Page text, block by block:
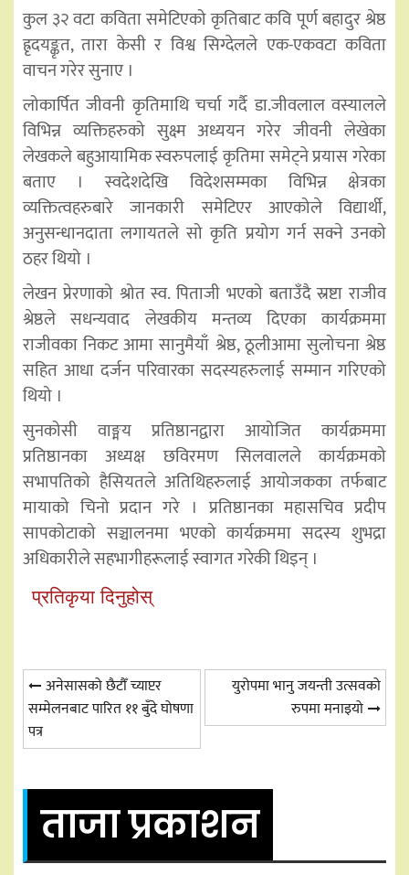
कुल ३२ वटा कविता समेटिएको कृतिबाट कवि पूर्ण बहादुर श्रेष्ठ
ह्रृदयङ्कृत, तारा केसी र विश्व सिग्देलले एक-एकवटा कविता
वाचन गरेर सुनाए ।
लोकार्पित जीवनी कृतिमाथि चर्चा गर्दै डा.जीवलाल वस्यालले
विभिन्न व्यक्तिहरुको सुक्ष्म अध्ययन गरेर जीवनी लेखेका
लेखकले बहुआयामिक स्वरुपलाई कृतिमा समेट्ने प्रयास गरेका
बताए । स्वदेशदेखि विदेशसम्मका विभिन्न क्षेत्रका
व्यक्तित्वहरुबारे जानकारी समेटिएर आएकोले विद्यार्थी,
अनुसन्धानदाता लगायतले सो कृति प्रयोग गर्न सक्ने उनको
ठहर थियो ।
लेखन प्रेरणाको श्रोत स्व. पिताजी भएको बताउँदै स्रष्टा राजीव
श्रेष्ठले सधन्यवाद लेखकीय मन्तव्य दिएकाकार्यक्रममा
राजीवका निकट आमा सानुमैयाँ श्रेष्ठ, ठूलीआमा सुलोचना श्रेष्ठ
सहित आधा दर्जन परिवारका सदस्यहरुलाई सम्मान गरिएको
थियो ।
सुनकोसी वाङ्मय प्रतिष्ठानद्वारा आयोजित कार्यक्रममा
प्रतिष्ठानका अध्यक्ष छविरमण सिलवालले कार्यक्रमको
सभापतिको हैसियतले अतिथिहरुलाई आयोजकका तर्फबाट
मायाको चिनो प्रदान गरे । प्रतिष्ठानका महासचिव प्रदीप
सापकोटाको सञ्चालनमा भएको कार्यक्रममा सदस्य शुभद्रा
अधिकारीले सहभागीहरूलाई स्वागत गरेकी थिइन् ।
प्रतिकृया दिनुहोस्
Post
navigation
अनेसासको छैटौँ च्याप्टर
सम्मेलनबाट पारित ११ बुँदे घोषणा
पत्र
युरोपमा भानु जयन्ती उत्सवको
रुपमा मनाइयो
ताजा प्रकाशन